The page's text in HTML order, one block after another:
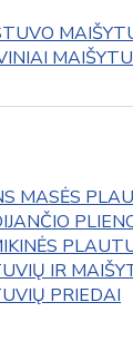
MASĖS
IR
PRIEDAI